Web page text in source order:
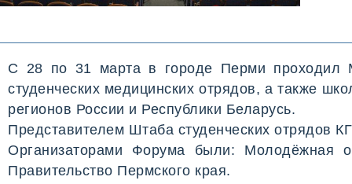
С 28 по 31 марта в городе Перми проходил
студенческих медицинских отрядов, а также
регионов России и Республики Беларусь.
Представителем Штаба студенческих отрядов
Организаторами Форума были: Молодёжная
Правительство Пермского края.